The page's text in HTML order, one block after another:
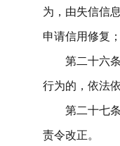
为，由失信信
申请信用修复
第二十六条
行为的 ，依法
第二十七条
责令改正。